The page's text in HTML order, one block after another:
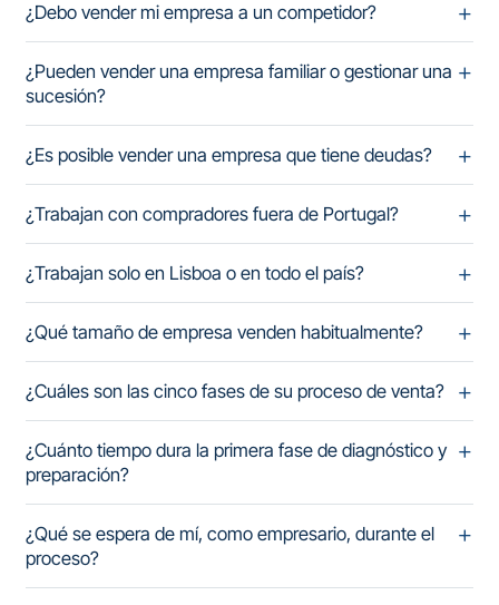
¿Debo vender mi empresa a un competidor?
¿Pueden vender una empresa familiar o gestionar una
sucesión?
¿Es posible vender una empresa que tiene deudas?
¿Trabajan con compradores fuera de Portugal?
¿Trabajan solo en Lisboa o en todo el país?
¿Qué tamaño de empresa venden habitualmente?
¿Cuáles son las cinco fases de su proceso de venta?
¿Cuánto tiempo dura la primera fase de diagnóstico y
preparación?
¿Qué se espera de mí, como empresario, durante el
proceso?